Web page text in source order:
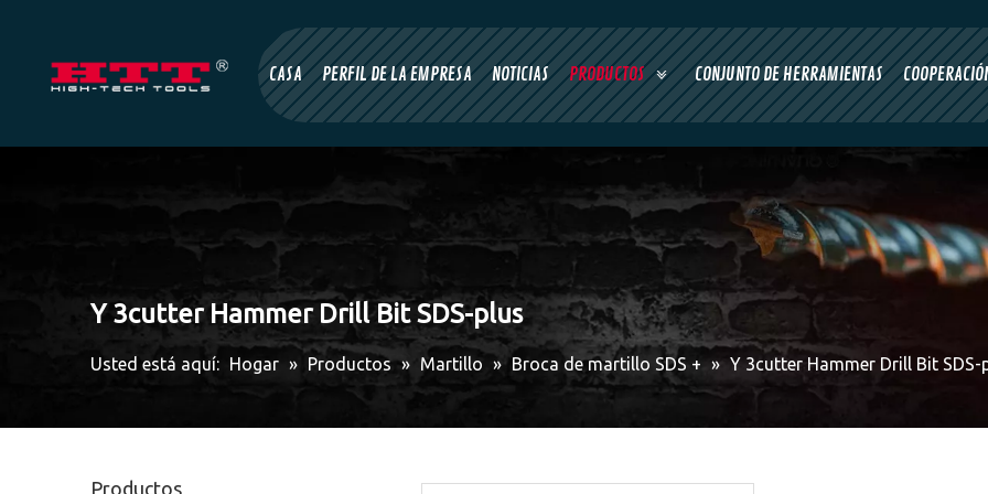
CASA PERFIL DE LA EMPRESA NOTICIAS PRODUCTOS CONJUNTO DE HERRAMIENTAS
Y 3cutter Hammer Drill Bit SDS-plus
Usted está aquí: Hogar » Productos » Martillo » Broca de martillo SDS + » Y 3cutter Hammer Drill Bit SDS-
Productos